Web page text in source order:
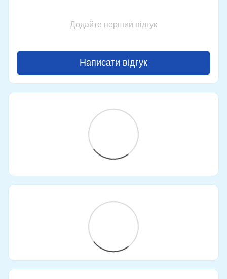
Додайте перший відгук
Написати відгук